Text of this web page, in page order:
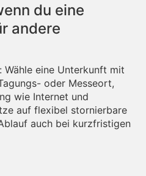
du eine
andere
Wähle eine Unterkunft mit
oder Messeort,
wie Internet und
auf flexibel stornierbare
auch bei kurzfristigen